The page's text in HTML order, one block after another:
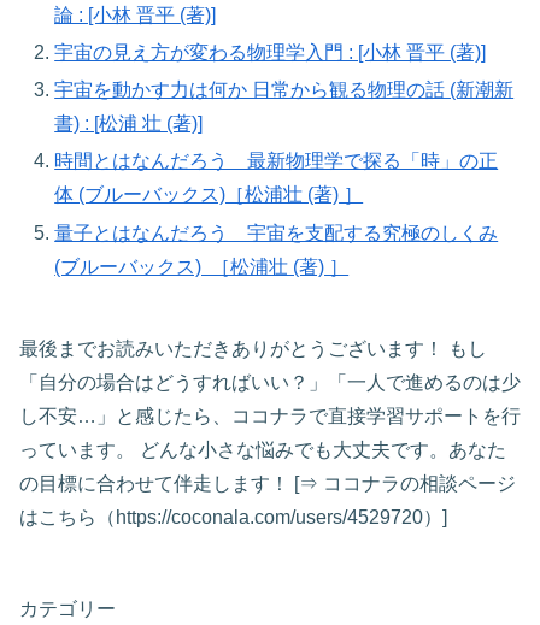
論 : [小林 晋平 (著)]
宇宙の見え方が変わる物理学入門 : [小林 晋平 (著)]
宇宙を動かす力は何か 日常から観る物理の話 (新潮新
書) : [松浦 壮 (著)]
時間とはなんだろう 最新物理学で探る「時」の正
体 (ブルーバックス)［松浦壮 (著) ］
量子とはなんだろう 宇宙を支配する究極のしくみ
(ブルーバックス) ［松浦壮 (著) ］
最後までお読みいただきありがとうございます！ もし
「自分の場合はどうすればいい？」「一人で進めるのは少
し不安…」と感じたら、ココナラで直接学習サポートを行
っています。 どんな小さな悩みでも大丈夫です。あなた
の目標に合わせて伴走します！ [⇒ ココナラの相談ページ
はこちら（https://coconala.com/users/4529720）]
カテゴリー